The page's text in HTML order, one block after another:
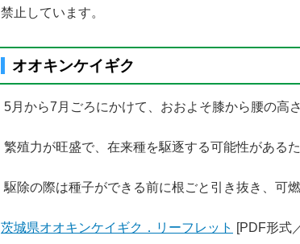
禁止しています。
オオキンケイギク
5月から7月ごろにかけて、おおよそ膝から腰の高
繁殖力が旺盛で、在来種を駆逐する可能性がある
駆除の際は種子ができる前に根ごと引き抜き、可
茨城県オオキンケイギク．リーフレット [PDF形式